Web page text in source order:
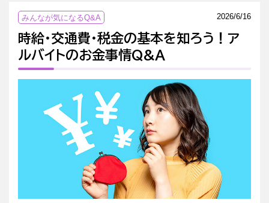
みんなが気になるQ&A 2026/6/16
時給・交通費・税金の基本を知ろう！ア
ルバイトのお金事情Q&A